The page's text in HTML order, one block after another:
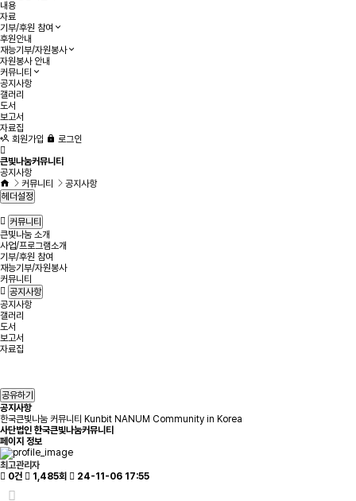
내용
자료
기부/후원 참여
후원안내
재능기부/자원봉사
자원봉사 안내
커뮤니티
공지사항
갤러리
도서
보고서
자료집
회원가입
로그인
큰빛나눔커뮤니티
공지사항
커뮤니티
공지사항
헤더설정
커뮤니티
큰빛나눔 소개
사업/프로그램소개
기부/후원 참여
재능기부/자원봉사
커뮤니티
공지사항
공지사항
갤러리
도서
보고서
자료집
공유하기
공지사항
한국큰빛나눔 커뮤니티 Kunbit NANUM Community in Korea
사단법인 한국큰빛나눔커뮤니티
페이지 정보
최고관리자
0건
1,485회 24-11-06 17:55